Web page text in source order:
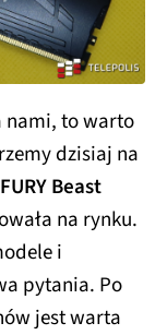
nami, to warto
dzisiaj na
Beast
na rynku.
i
pytania. Po
jest warta